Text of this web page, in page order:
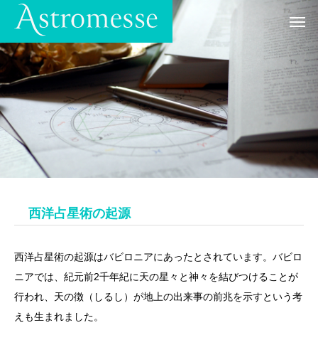
西洋占星術の起源
西洋占星術の起源はバビロニアにあったとされています。バビロ
ニアでは、紀元前2千年紀に天の星々と神々を結びつけることが
行われ、天の徴（しるし）が地上の出来事の前兆を示すという考
えも生まれました。